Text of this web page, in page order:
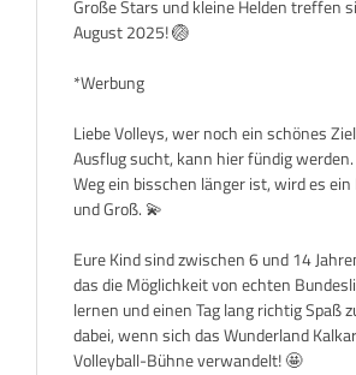
Große Stars und kleine Helden treffen
August 2025! 🏐
*Werbung
Liebe Volleys, wer noch ein schönes
Ausflug sucht, kann hier fündig
Weg ein bisschen länger ist, wird es
und Groß. 💫
Eure Kind sind zwischen 6 und 14
das die Möglichkeit von echten
lernen und einen Tag lang richtig Spaß
dabei, wenn sich das Wunderland
Volleyball-Bühne verwandelt! 🤩